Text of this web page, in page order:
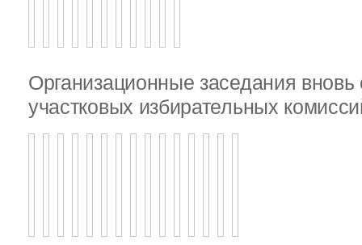
Организационные заседания
участковых избирательных